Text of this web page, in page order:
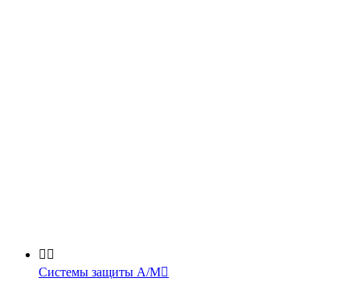
 
Системы защиты А/М